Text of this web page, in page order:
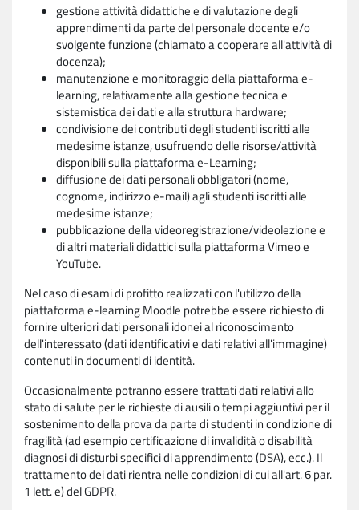
gestione attività didattiche e di valutazione degli
apprendimenti da parte del personale docente e/o
svolgente funzione (chiamato a cooperare all'attività di
docenza);
manutenzione e monitoraggio della piattaforma e-
learning, relativamente alla gestione tecnica e
sistemistica dei dati e alla struttura hardware;
condivisione dei contributi degli studenti iscritti alle
medesime istanze, usufruendo delle risorse/attività
disponibili sulla piattaforma e-Learning;
diffusione dei dati personali obbligatori (nome,
cognome, indirizzo e-mail) agli studenti iscritti alle
medesime istanze;
pubblicazione della videoregistrazione/videolezione e
di altri materiali didattici sulla piattaforma Vimeo e
YouTube.
Nel caso di esami di profitto realizzati con l'utilizzo della
piattaforma e-learning Moodle potrebbe essere richiesto di
fornire ulteriori dati personali idonei al riconoscimento
dell'interessato (dati identificativi e dati relativi all'immagine)
contenuti in documenti di identità.
Occasionalmente potranno essere trattati dati relativi allo
stato di salute per le richieste di ausili o tempi aggiuntivi per il
sostenimento della prova da parte di studenti in condizione di
fragilità (ad esempio certificazione di invalidità o disabilità
diagnosi di disturbi specifici di apprendimento (DSA), ecc.). Il
trattamento dei dati rientra nelle condizioni di cui all'art. 6 par.
1 lett. e) del GDPR.